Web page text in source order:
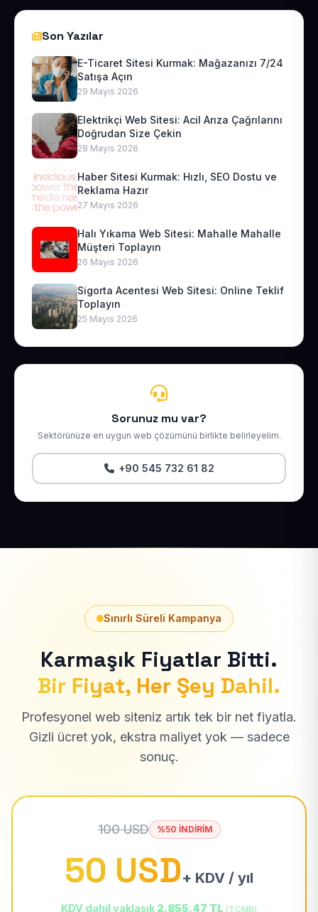
Son Yazılar
E-Ticaret Sitesi Kurmak: Mağazanızı 7/24
Satışa Açın
29 Mayıs 2026
Elektrikçi Web Sitesi: Acil Arıza Çağrılarını
Doğrudan Size Çekin
28 Mayıs 2026
Haber Sitesi Kurmak: Hızlı, SEO Dostu ve
Reklama Hazır
27 Mayıs 2026
Halı Yıkama Web Sitesi: Mahalle Mahalle
Müşteri Toplayın
26 Mayıs 2026
Sigorta Acentesi Web Sitesi: Online Teklif
Toplayın
25 Mayıs 2026
Sorunuz mu var?
Sektörünüze en uygun web çözümünü birlikte belirleyelim.
+90 545 732 61 82
Sınırlı Süreli Kampanya
Karmaşık Fiyatlar Bitti.
Bir Fiyat, Her Şey Dahil.
Profesyonel web siteniz artık tek bir net fiyatla.
Gizli ücret yok, ekstra maliyet yok — sadece
sonuç.
100 USD %50 İNDİRİM
50 USD+ KDV / yıl
KDV dahil yaklaşık 2.855,47 TL (TCMB)